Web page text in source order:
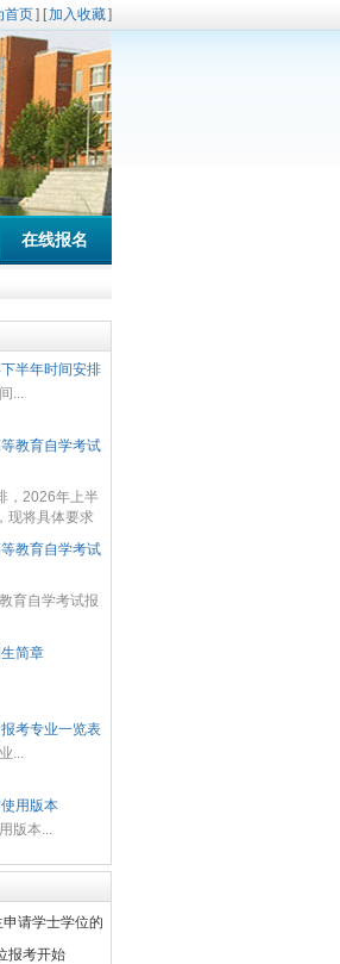
首页] [加入收藏]
在线报名
半年时间安排
...
教育自学考试
，2026年上半
现将具体要求
列条件方可申
计划规定的全
教育自学考试
育自学考试报
简章
考专业一览表
...
用版本
版本...
请学士学位的
报考开始